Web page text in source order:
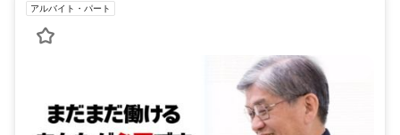
アルバイト・パート